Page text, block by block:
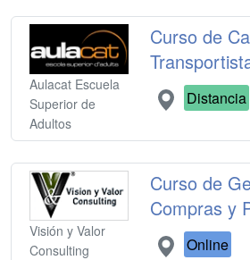
Aulacat Escuela
Superior de
Adultos
Curso de
Distancia
Visión y Valor
Consulting
Curso de
Compras y
Online